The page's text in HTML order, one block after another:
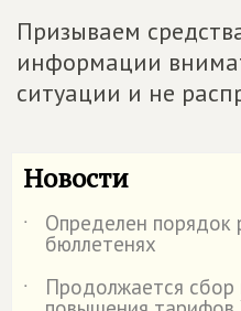
Призываем
информации
ситуации и не
Новости
˙ Определен порядок
бюллетенях
˙
Продолжается сбор